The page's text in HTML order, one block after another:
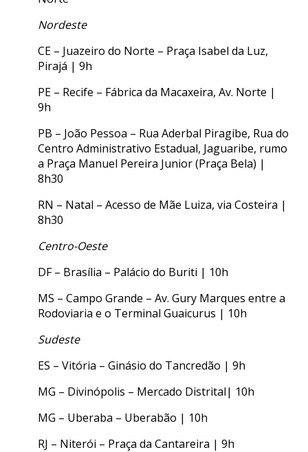
Nordeste
CE – Juazeiro do Norte – Praça Isabel da Luz,
Pirajá | 9h
PE – Recife – Fábrica da Macaxeira, Av. Norte |
9h
PB – João Pessoa – Rua Aderbal Piragibe, Rua do
Centro Administrativo Estadual, Jaguaribe, rumo
a Praça Manuel Pereira Junior (Praça Bela) |
8h30
RN – Natal – Acesso de Mãe Luiza, via Costeira |
8h30
Centro-Oeste
DF – Brasília – Palácio do Buriti | 10h
MS – Campo Grande – Av. Gury Marques entre a
Rodoviaria e o Terminal Guaicurus | 10h
Sudeste
ES – Vitória – Ginásio do Tancredão | 9h
MG – Divinópolis – Mercado Distrital| 10h
MG – Uberaba – Uberabão | 10h
RJ – Niterói – Praça da Cantareira | 9h